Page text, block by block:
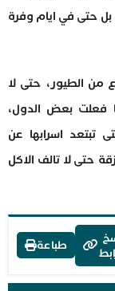
بل حتى في ايام وفرة
من الطيور، حتى لا
فعلت بعض الدول،
اسرابها عن
حتى لا تالف الاكل
طباعة